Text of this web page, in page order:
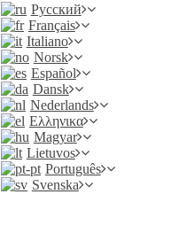
Русский
Français
Italiano
Norsk
Español
Dansk
Nederlands
Ελληνικα
Magyar
Lietuvos
Português
Svenska